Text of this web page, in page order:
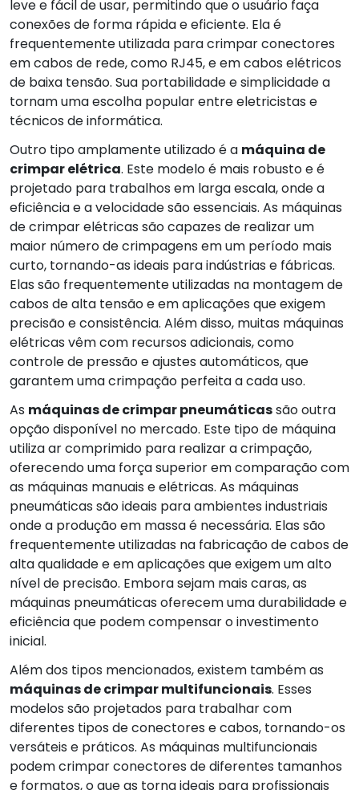
leve e fácil de usar, permitindo que o usuário faça
conexões de forma rápida e eficiente. Ela é
frequentemente utilizada para crimpar conectores
em cabos de rede, como RJ45, e em cabos elétricos
de baixa tensão. Sua portabilidade e simplicidade a
tornam uma escolha popular entre eletricistas e
técnicos de informática.
Outro tipo amplamente utilizado é a máquina de
crimpar elétrica. Este modelo é mais robusto e é
projetado para trabalhos em larga escala, onde a
eficiência e a velocidade são essenciais. As máquinas
de crimpar elétricas são capazes de realizar um
maior número de crimpagens em um período mais
curto, tornando-as ideais para indústrias e fábricas.
Elas são frequentemente utilizadas na montagem de
cabos de alta tensão e em aplicações que exigem
precisão e consistência. Além disso, muitas máquinas
elétricas vêm com recursos adicionais, como
controle de pressão e ajustes automáticos, que
garantem uma crimpação perfeita a cada uso.
As máquinas de crimpar pneumáticassão outra
opção disponível no mercado. Este tipo de máquina
utiliza ar comprimido para realizar a crimpação,
oferecendo uma força superior em comparação com
as máquinas manuais e elétricas. As máquinas
pneumáticas são ideais para ambientes industriais
onde a produção em massa é necessária. Elas são
frequentemente utilizadas na fabricação de cabos de
alta qualidade e em aplicações que exigem um alto
nível de precisão. Embora sejam mais caras, as
máquinas pneumáticas oferecem uma durabilidade e
eficiência que podem compensar o investimento
inicial.
Além dos tipos mencionados, existem também as
máquinas de crimpar multifuncionais. Esses
modelos são projetados para trabalhar com
diferentes tipos de conectores e cabos, tornando-os
versáteis e práticos. As máquinas multifuncionais
podem crimpar conectores de diferentes tamanhos
e formatos, o que as torna ideais para profissionais